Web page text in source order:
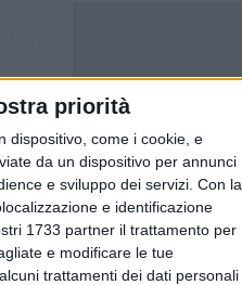
priorità
dispositivo, come i cookie, e
da un dispositivo per annunci
e sviluppo dei servizi. Con la
e identificazione
1733 partner il trattamento per
e modificare le tue
trattamenti dei dati personali